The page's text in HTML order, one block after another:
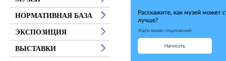
НОРМАТИВНАЯ БАЗА
ЭКСПОЗИЦИЯ
ВЫСТАВКИ